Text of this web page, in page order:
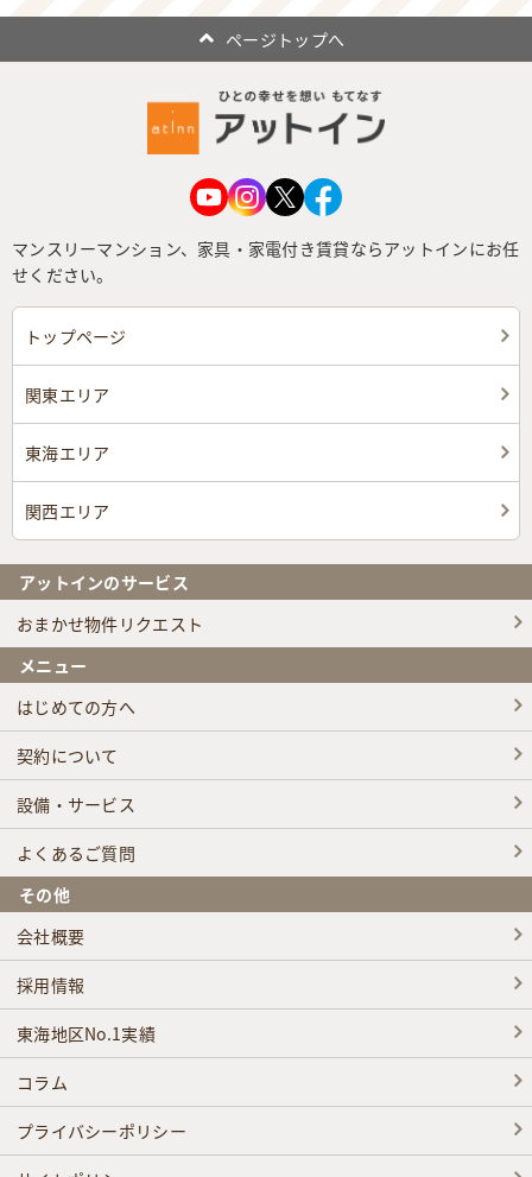
ページトップへ
マンスリーマンション、家具・家電付き賃貸ならアットインにお任
せください。
トップページ
関東エリア
東海エリア
関西エリア
アットインのサービス
おまかせ物件リクエスト
メニュー
はじめての方へ
契約について
設備・サービス
よくあるご質問
その他
会社概要
採用情報
東海地区No.1実績
コラム
プライバシーポリシー